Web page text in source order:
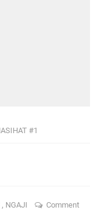
#1
, NGAJI Comment